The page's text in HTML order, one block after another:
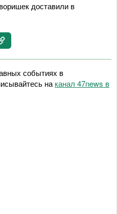
доставили в
событиях в
на канал 47news в